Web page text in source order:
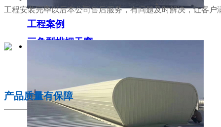
三角型排烟天窗
工程案例
工程安装完毕以后本公司售后服务，有问题及时解决，让客户
产品质量有保障